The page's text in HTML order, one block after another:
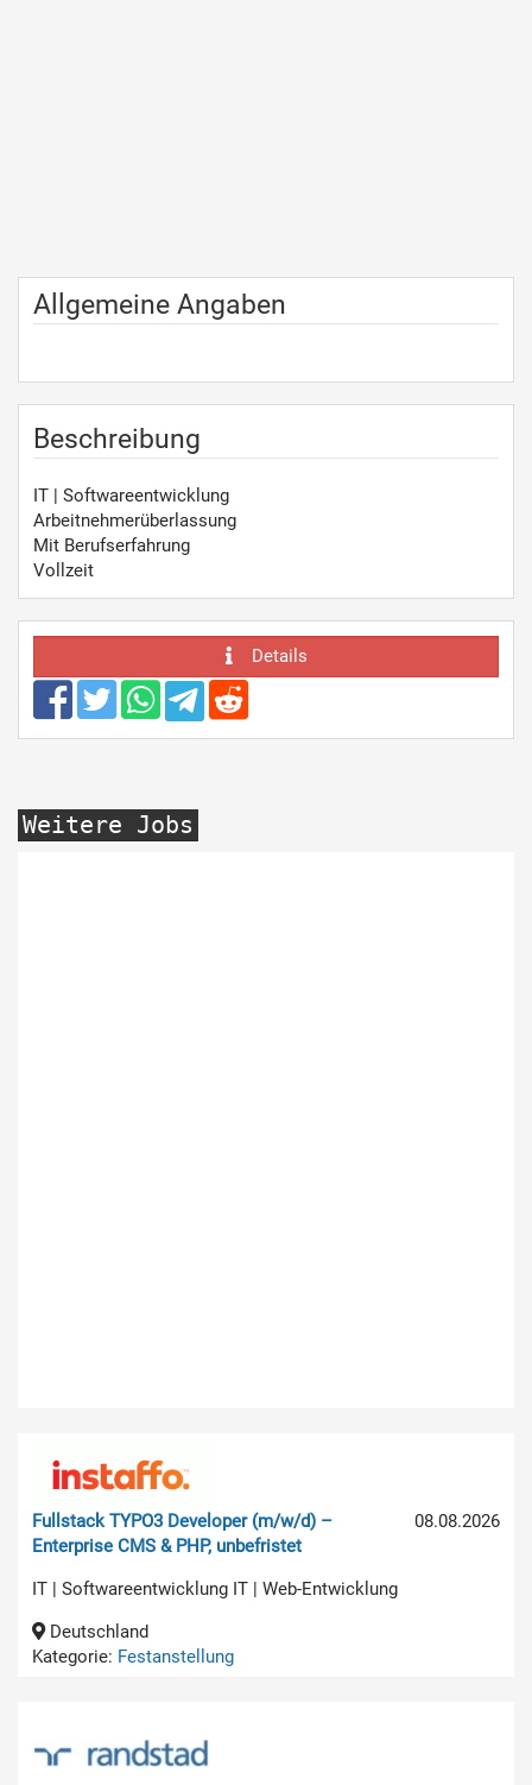
Allgemeine Angaben
Beschreibung
IT | Softwareentwicklung
Arbeitnehmerüberlassung
Mit Berufserfahrung
Vollzeit
Details
Weitere Jobs
08.08.2026
Fullstack TYPO3 Developer (m/w/d) –
Enterprise CMS & PHP, unbefristet
IT | Softwareentwicklung IT | Web-Entwicklung
Deutschland
Kategorie: Festanstellung